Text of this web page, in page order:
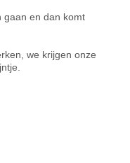
gaan en dan komt
we krijgen onze